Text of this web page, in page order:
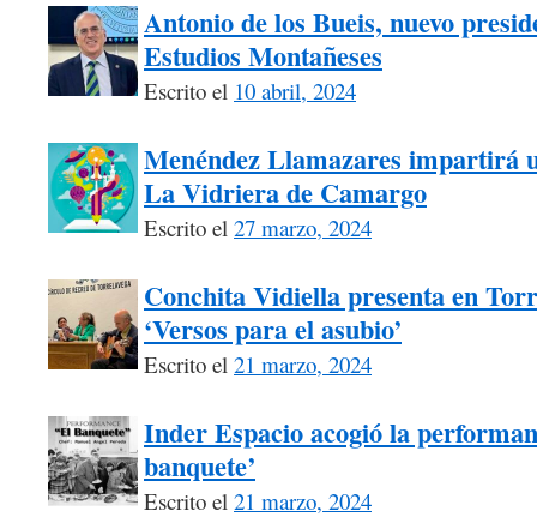
Antonio de los Bueis, nuevo
Estudios Montañeses
Escrito el 10 abril, 2024
Menéndez Llamazares impartirá
La Vidriera de Camargo
Escrito el 27 marzo, 2024
Conchita Vidiella presenta en
‘Versos para el asubio’
Escrito el 21 marzo, 2024
Inder Espacio acogió la
banquete’
Escrito el 21 marzo, 2024